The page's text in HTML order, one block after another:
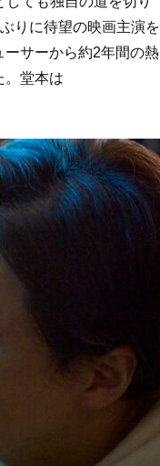
りに待望の映画主演を
サーから約2年間の熱
。堂本は